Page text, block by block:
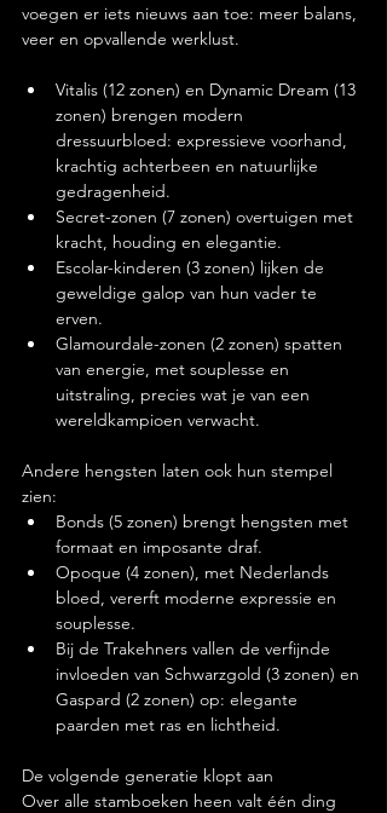
voegen er iets nieuws aan toe: meer balans,
veer en opvallende werklust.
Vitalis (12 zonen) en Dynamic Dream (13
zonen) brengen modern
dressuurbloed: expressieve voorhand,
krachtig achterbeen en natuurlijke
gedragenheid.
Secret-zonen (7 zonen) overtuigen met
kracht, houding en elegantie.
Escolar-kinderen (3 zonen) lijken de
geweldige galop van hun vader te
erven.
Glamourdale-zonen (2 zonen) spatten
van energie, met souplesse en
uitstraling, precies wat je van een
wereldkampioen verwacht.
Andere hengsten laten ook hun stempel
zien:
Bonds (5 zonen) brengt hengsten met
formaat en imposante draf.
Opoque (4 zonen), met Nederlands
bloed, vererft moderne expressie en
souplesse.
Bij de Trakehners vallen de verfijnde
invloeden van Schwarzgold (3 zonen) en
Gaspard (2 zonen) op: elegante
paarden met ras en lichtheid.
De volgende generatie klopt aan
Over alle stamboeken heen valt één ding